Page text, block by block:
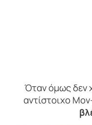
Όταν όμως δεν
αντίστοιχο